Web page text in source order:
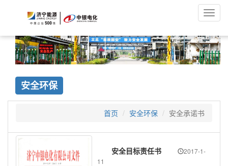
安全环保
首页 安全环保 安全承诺书
安全目标责任书
2017-1-
11